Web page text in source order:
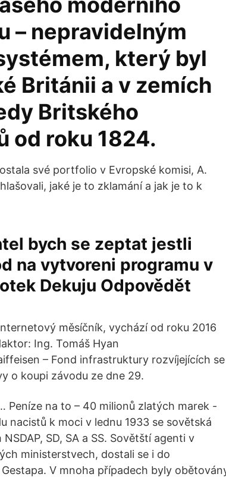
– nepravidelným
který byl
Británii a v zemích
Britského
od roku 1824.
své portfolio v Evropské komisi, A.
jaké je to zklamání a jak je to k
bych se zeptat jestli
na vytvoreni programu v
Dekuju Odpovědět
měsíčník, vychází od roku 2016
Ing. Tomáš Hyan
– Fond infrastruktury rozvíjejících se
o koupi závodu ze dne 29.
na to – 40 milionů zlatých marek -
nacistů k moci v lednu 1933 se sovětská
SD, SA a SS. Sovětští agenti v
ministerstvech, dostali se i do
V mnoha případech byly